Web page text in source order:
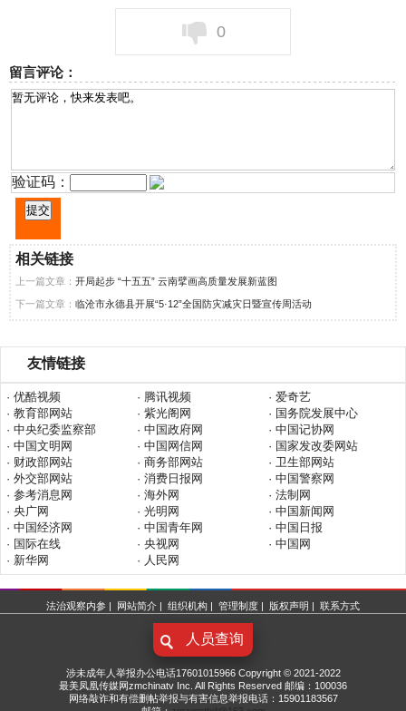
0
留言评论：
验证码：
相关链接
上一篇文章： 开局起步 “十五五” 云南擘画高质量发展新蓝图
下一篇文章： 临沧市永德县开展“5·12”全国防灾减灾日暨宣传周活动
友情链接
· 优酷视频 · 腾讯视频
· 爱奇艺
· 教育部网站
· 紫光阁网
· 国务院发展中心
· 中央纪委监察部
· 中国政府网
· 中国记协网
· 中国文明网
· 中国网信网
· 国家发改委网站
· 财政部网站
· 商务部网站
· 卫生部网站
· 外交部网站
· 消费日报网
· 中国警察网
· 参考消息网
· 海外网
· 法制网
· 央广网
· 光明网
· 中国新闻网
· 中国经济网
· 中国青年网
· 中国日报
· 国际在线
· 央视网
· 中国网
· 新华网
· 人民网
法治观察内参 | 网站简介 | 组织机构 | 管理制度 | 版权声明 | 联系方式
人员查询
涉未成年人举报办公电话17601015966 Copyright © 2021-2022
最美凤凰传媒网zmchinatv Inc. All Rights Reserved 邮编：100036
网络敲诈和有偿删帖举报与有害信息举报电话：15901183567